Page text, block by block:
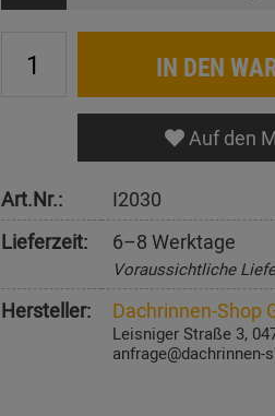
IN DEN
Auf den
Art.Nr.:
I2030
Lieferzeit:
6–8 Werktage
Voraussichtliche
Hersteller: Dachrinnen-Shop
Leisniger Straße 3,
anfrage@dachrinnen-